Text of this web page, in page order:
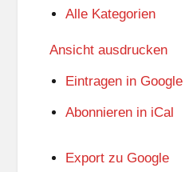
Alle Kategorien
Ansicht ausdrucken
Eintragen in Google
Abonnieren in iCal
Export zu Google